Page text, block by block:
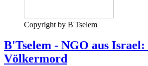
Copyright by B'Tselem
B'Tselem - NGO aus Israel:
Völkermord